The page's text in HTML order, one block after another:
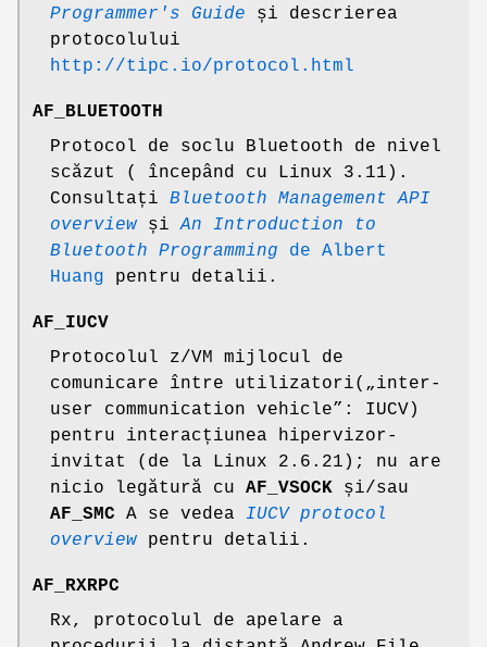
Programmer's Guide și descrierea
protocolului
http://tipc.io/protocol.html
AF_BLUETOOTH
Protocol de soclu Bluetooth de nivel
scăzut ( începând cu Linux 3.11).
Consultați Bluetooth Management API
overview șiAn Introduction to
Bluetooth Programming de Albert
Huang pentru detalii.
AF_IUCV
Protocolul z/VM mijlocul de
comunicare între utilizatori(„inter-
user communication vehicle”: IUCV)
pentru interacțiunea hipervizor-
invitat (de la Linux 2.6.21); nu are
nicio legătură cu AF_VSOCK și/sau
AF_SMC A se vedea IUCV protocol
overview pentru detalii.
AF_RXRPC
Rx, protocolul de apelare a